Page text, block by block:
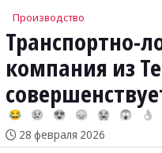
Производство
Транспортно-
компания из
😂 😢 😍 😞 😭 😱 👌
28 февраля 2026